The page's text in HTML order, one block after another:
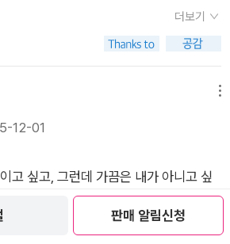
판매 알림신청
는 세계를 향한 지속적인 환대와 그 안에
사랑 말이다.
<진동새와 손편지>에는 다양한 소통의
행성계의 존재들은 오로지 촉각으로 정
새의 진동을 통해 기록하고 저장하고 지
은 문자와 언어로 소통한다. 이러한 소통
하나로 연결되어 동기화를 통해 완전체
화자의 세계와 다른 세계다. 이들은 자신
달 방식의 우월함을 믿지만 진동새의 진
손편지를 보면서 미묘하게 정의할 수 없
. 지구인들의 문자와 아이샤 행성계의 진
거대한 불일치의 세계라는 공통점을 가
브다니의 여름휴가' ([내게 남은 사랑을 드
2023년)'양면의 조개껍데기' (팔꿈치를
따라서' ([토막난 우주를 안고서]-허블.
손편지'란 소설은 '한국타이포그라피
작품이고 이 소설의 한 문장 한 문장을 타
했다고 한다. 이 전시 영상이 있는데...
.한국타이포그라피 학회 (http://www.
and-handwritten-letter/about.
책을 산 이유 중 하나가 비정기 무크지
고 생각하는 게 속 편해요. - 277, 달고 미
이끌어낸, 아직은 정확히 설명할 수 없는
다는 슬픔.어쩌면 영원히 모르는 것들
알아내는 것조차도 불가능할 수도 있다
. 하지만 그 슬픔에서는 여전히 달콤한
충분한 슬픔이었다. - 292, 달고 미지
는 매 순간 너무 많은 것과 상호작용하
을 상처 입히는 존재라고. 살기 위해 발버
세계 전체가 몸에 감겨든다고. 누구도 원
을 위해 수많은 진동이 필요했음을 깨닫
, 낯설면서도 따뜻한 이야기다.(4) 소금
경으로, 기억을 잃은 로봇 돌고래 해몽과
의 이야기가 교차한다. 바다의 소리와
와 현재가 만나 새로운 관계를 만들어
한다”는 할머니의 말처럼, 해몽과 모아
상징한다. 태화강 복원과 철새 귀환 같
사에 스며 있어 더욱 생생하다.(5) 고요와
과 동물이 말을 하기 시작한다.그러나
던 연구자 서해겸은 유일하게 그 목소리
화시키지 못함이 못내 아쉬울 따름이다.
하기를 기대한다.
더보기
12-01
고 싶고, 그런데 가끔은 내가 아니고 싶
보는 나, 내가 원하는 나, 내가 가까이 하
망하는 나...... 이 작가의 글을 읽고 있으